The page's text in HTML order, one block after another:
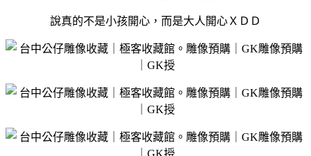
說真的不是小孩開心，而是大人開心ＸＤＤ